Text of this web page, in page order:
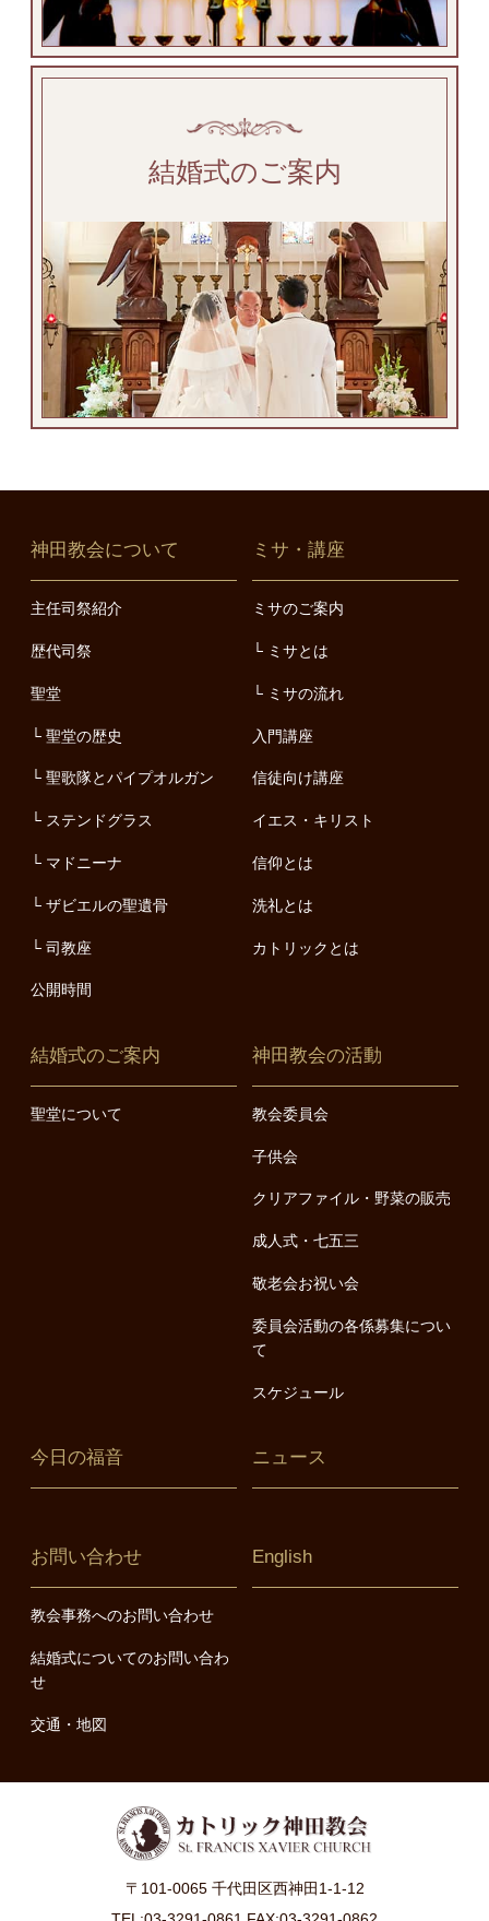
結婚式のご案内
神田教会について
主任司祭紹介
歴代司祭
聖堂
聖堂の歴史
聖歌隊とパイプオルガン
ステンドグラス
マドニーナ
ザビエルの聖遺骨
司教座
公開時間
ミサ・講座
ミサのご案内
ミサとは
ミサの流れ
入門講座
信徒向け講座
イエス・キリスト
信仰とは
洗礼とは
カトリックとは
結婚式のご案内
聖堂について
神田教会の活動
教会委員会
子供会
クリアファイル・野菜の販売
成人式・七五三
敬老会お祝い会
委員会活動の各係募集につい
て
スケジュール
今日の福音 ニュース
お問い合わせ
教会事務へのお問い合わせ
結婚式についてのお問い合わ
せ
交通・地図
English
〒101-0065 千代田区西神田1-1-12